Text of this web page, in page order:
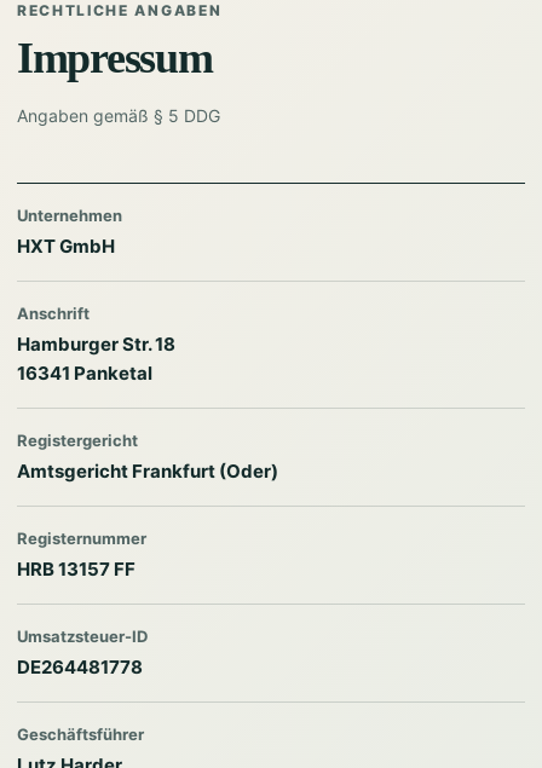
RECHTLICHE ANGABEN
Impressum
Angaben gemäß § 5 DDG
Unternehmen
HXT GmbH
Anschrift
Hamburger Str. 18
16341 Panketal
Registergericht
Amtsgericht Frankfurt (Oder)
Registernummer
HRB 13157 FF
Umsatzsteuer-ID
DE264481778
Geschäftsführer